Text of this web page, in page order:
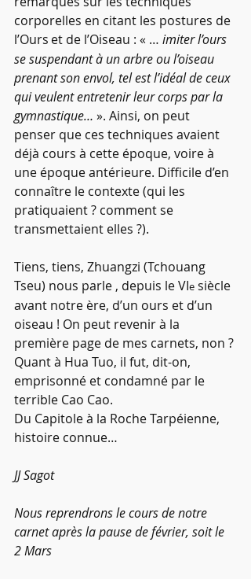
corporelles en citant les postures de
l’Ours et de l’Oiseau : « … imiter l’ours
se suspendant à un arbre ou l’oiseau
prenant son envol, tel est l’idéal de ceux
qui veulent entretenir leur corps par la
gymnastique… ». Ainsi, on peut
penser que ces techniques avaient
déjà cours à cette époque, voire à
une époque antérieure. Difficile d’en
connaître le contexte (qui les
pratiquaient ? comment se
transmettaient elles ?).
Tiens, tiens, Zhuangzi (Tchouang
Tseu) nous parle , depuis le VIe siècle
avant notre ère, d’un ours et d’un
oiseau ! On peut revenir à la
première page de mes carnets, non ?
Quant à Hua Tuo, il fut, dit-on,
emprisonné et condamné par le
terrible Cao Cao.
Du Capitole à la Roche Tarpéienne,
histoire connue…
JJ Sagot
Nous reprendrons le cours de notre
carnet après la pause de février, soit le
2 Mars